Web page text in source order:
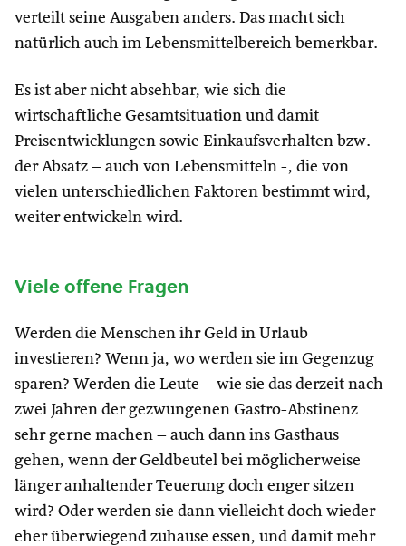
verteilt seine Ausgaben anders. Das macht sich
natürlich auch im Lebensmittelbereich bemerkbar.
Es ist aber nicht absehbar, wie sich die
wirtschaftliche Gesamtsituation und damit
Preisentwicklungen sowie Einkaufsverhalten bzw.
der Absatz – auch von Lebensmitteln -, die von
vielen unterschiedlichen Faktoren bestimmt wird,
weiter entwickeln wird.
Viele offene Fragen
Werden die Menschen ihr Geld in Urlaub
investieren? Wenn ja, wo werden sie im Gegenzug
sparen? Werden die Leute – wie sie das derzeit nach
zwei Jahren der gezwungenen Gastro-Abstinenz
sehr gerne machen – auch dann ins Gasthaus
gehen, wenn der Geldbeutel bei möglicherweise
länger anhaltender Teuerung doch enger sitzen
wird? Oder werden sie dann vielleicht doch wieder
eher überwiegend zuhause essen, und damit mehr